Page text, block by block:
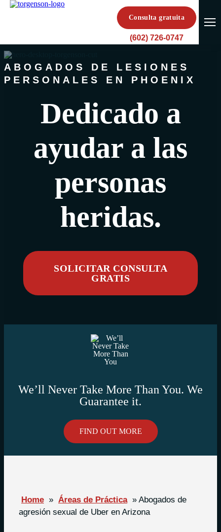
Consulta gratuita
(602) 726-0747
ABOGADOS DE LESIONES
PERSONALES EN PHOENIX
Dedicado a
ayudar a las
personas
heridas.
SOLICITAR CONSULTA
GRATIS
We’ll Never Take More Than You. We
Guarantee it.
FIND OUT MORE
Home » Áreas de Práctica » Abogados de
agresión sexual de Uber en Arizona